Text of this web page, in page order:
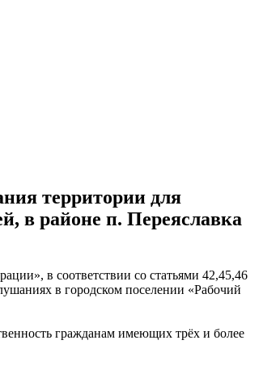
территории для
в районе п. Переяславка
в соответствии со статьями 42,45,46
в городском поселении «Рабочий
гражданам имеющих трёх и более